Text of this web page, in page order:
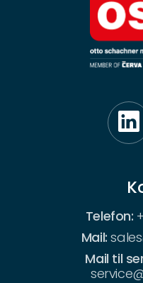
Telefon:
Mail:
Mail til